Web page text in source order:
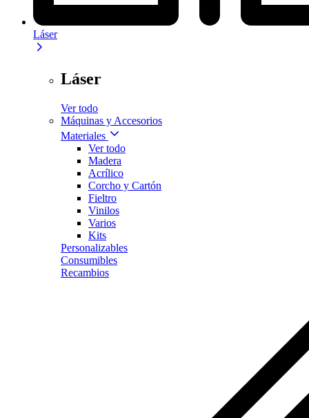
Láser
Láser
Ver todo
Máquinas y Accesorios
Materiales
Ver todo
Madera
Acrílico
Corcho y Cartón
Fieltro
Vinilos
Varios
Kits
Personalizables
Consumibles
Recambios